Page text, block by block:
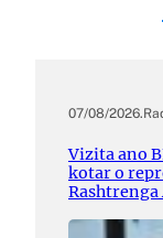
07/08/2026.
Vizita ano
kotar o
Rashtrenga